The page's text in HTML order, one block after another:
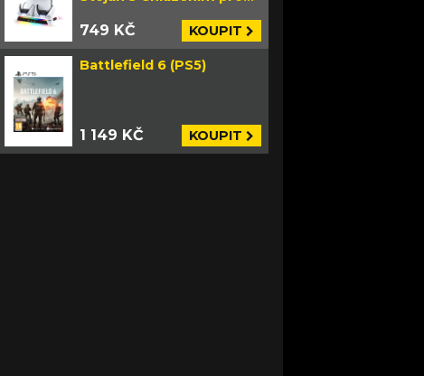
749 KČ KOUPIT
Battlefield 6 (PS5)
1 149 KČ KOUPIT